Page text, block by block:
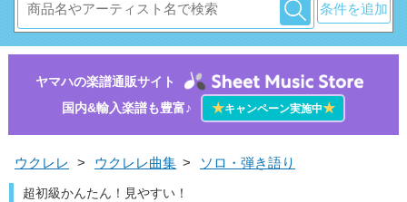
条件を追加
ヤマハの楽譜通販サイト
国内&輸入楽譜も豊富♪
★キャンペーン実施中★
ウクレレ > ウクレレ曲集 > ソロ・弾き語り
超初級かんたん！見やすい！